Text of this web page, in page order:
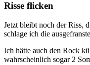
Risse flicken
Jetzt bleibt noch der Riss,
schlage ich die
Ich hätte auch den Rock
wahrscheinlich sogar 2